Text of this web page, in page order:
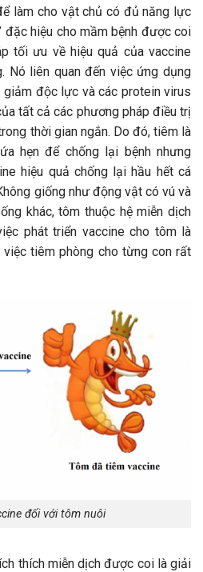
làm cho vật chủ có đủ năng lực
đặc hiệu cho mầm bệnh được coi
tối ưu về hiệu quả của vaccine
Nó liên quan đến việc ứng dụng
giảm độc lực và các protein virus
tất cả các phương pháp điều trị
thời gian ngắn. Do đó, tiêm là
hẹn để chống lại bệnh nhưng
hiệu quả chống lại hầu hết cá
giống như động vật có vú và
khác, tôm thuộc hệ miễn dịch
phát triển vaccine cho tôm là
tiêm phòng cho từng con rất
đối với tôm nuôi
thích miễn dịch được coi là giải